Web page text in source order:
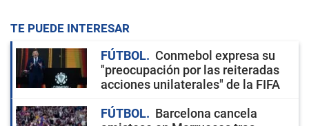
TE PUEDE INTERESAR
FÚTBOL
Conmebol expresa su
"preocupación por las reiteradas
acciones unilaterales" de la FIFA
FÚTBOL
Barcelona cancela